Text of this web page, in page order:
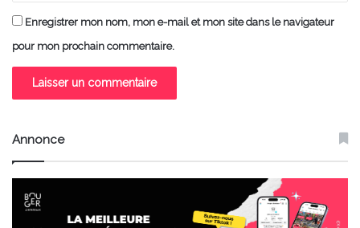
Enregistrer mon nom, mon e-mail et mon site dans le navigateur
pour mon prochain commentaire.
Annonce